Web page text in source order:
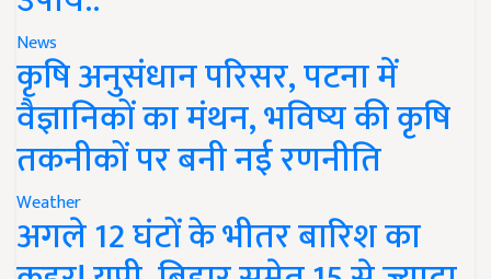
News
कृषि अनुसंधान परिसर, पटना में
वैज्ञानिकों का मंथन, भविष्य की कृषि
तकनीकों पर बनी नई रणनीति
Weather
अगले 12 घंटों के भीतर बारिश का